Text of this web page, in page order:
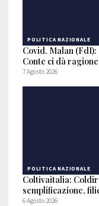
POLITICA NAZIONALE
Covid. Malan
Conte ci dà ragione
7 Agosto 2026
POLITICA NAZIONALE
Coltivaitalia:
semplificazione,
6 Agosto 2026